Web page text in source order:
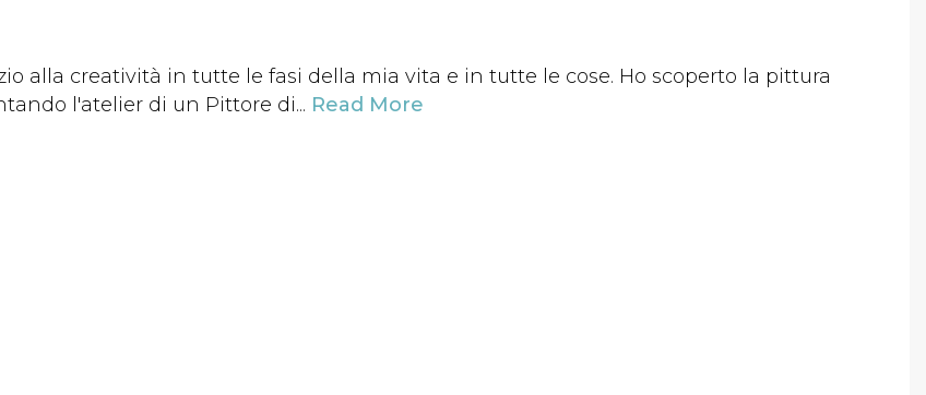
alla creatività in tutte le fasi della mia vita e in tutte le cose. Ho scoperto la pittura
l'atelier di un Pittore di... Read More